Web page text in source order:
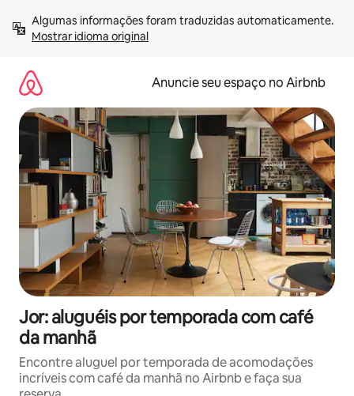
para
Mostrar idioma original
Anuncie seu espaço no Airbnb
Jor: aluguéis por temporada com café
da manhã
Encontre aluguel por temporada de acomodações
incríveis com café da manhã no Airbnb e faça sua